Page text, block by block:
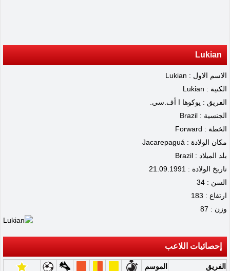
Lukian
الاسم الاول : Lukian
الكنية : Lukian
الفريق : يوكوها ا أف.سي.
الجنسية : Brazil
الخطة : Forward
مكان الولادة : Jacarepaguá
بلد الميلاد : Brazil
تاريخ الولادة : 21.09.1991
السن : 34
ارتفاع : 183
وزن : 87
إحصائيات اللاعب
الفريق
الموسم